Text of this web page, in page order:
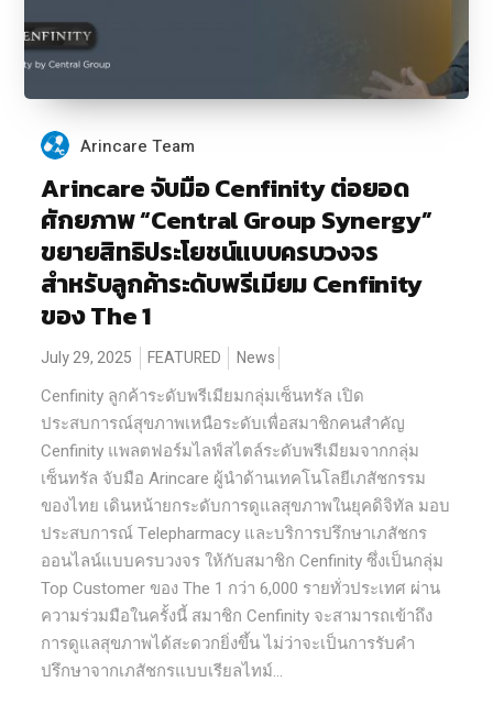
Arincare Team
Arincare จับมือ Cenfinity ต่อยอด
ศักยภาพ “Central Group Synergy”
ขยายสิทธิประโยชน์แบบครบวงจร
สำหรับลูกค้าระดับพรีเมียม Cenfinity
ของ The 1
July 29, 2025 FEATURED News
Cenfinity ลูกค้าระดับพรีเมียมกลุ่มเซ็นทรัล เปิด
ประสบการณ์สุขภาพเหนือระดับเพื่อสมาชิกคนสำคัญ
Cenfinity แพลตฟอร์มไลฟ์สไตล์ระดับพรีเมียมจากกลุ่ม
เซ็นทรัล จับมือ Arincare ผู้นำด้านเทคโนโลยีเภสัชกรรม
ของไทย เดินหน้ายกระดับการดูแลสุขภาพในยุคดิจิทัล มอบ
ประสบการณ์ Telepharmacy และบริการปรึกษาเภสัชกร
ออนไลน์แบบครบวงจร ให้กับสมาชิก Cenfinity ซึ่งเป็นกลุ่ม
Top Customer ของ The 1 กว่า 6,000 รายทั่วประเทศ ผ่าน
ความร่วมมือในครั้งนี้ สมาชิก Cenfinity จะสามารถเข้าถึง
การดูแลสุขภาพได้สะดวกยิ่งขึ้น ไม่ว่าจะเป็นการรับคำ
ปรึกษาจากเภสัชกรแบบเรียลไทม์...